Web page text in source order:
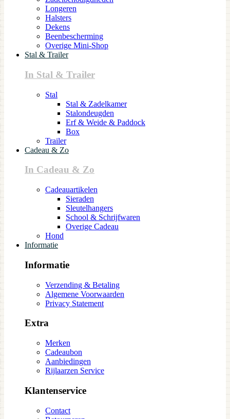
Longeren
Halsters
Dekens
Beenbescherming
Overige Mini-Shop
Stal & Trailer
In Stal & Trailer
Stal
Stal & Zadelkamer
Stalondeugden
Erf & Weide & Paddock
Box
Trailer
Cadeau & Zo
In Cadeau & Zo
Cadeauartikelen
Sieraden
Sleutelhangers
School & Schrijfwaren
Overige Cadeau
Hond
Informatie
Informatie
Verzending & Betaling
Algemene Voorwaarden
Privacy Statement
Extra
Merken
Cadeaubon
Aanbiedingen
Rijlaarzen Service
Klantenservice
Contact